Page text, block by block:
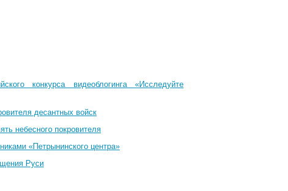
конкурса видеоблогинга «Исследуйте
десантных войск
небесного покровителя
«Петрынинского центра»
Руси